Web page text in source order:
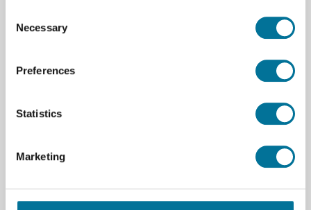
Selection
Necessary
Preferences
Statistics
Marketing
Satz mit 500 1,5 ml Mikroröhrchen für Lagerung und
Experimente in Biologie und Genetik. Verpackt in
einer soliden Verpackung, geeignet für
Kunststoffkonstruktion mit transparentem Design für
Spezifikationen